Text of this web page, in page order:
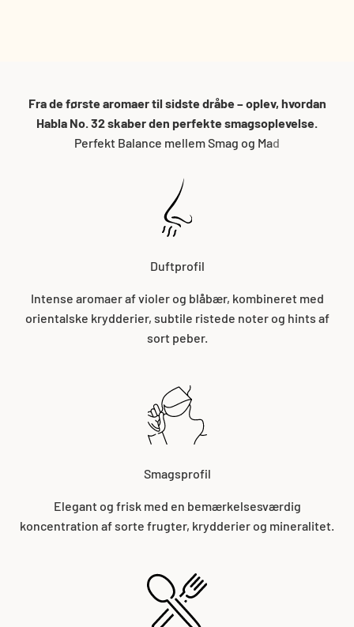
Fra de første aromaer til sidste dråbe – oplev, hvordan
Habla No. 32 skaber den perfekte smagsoplevelse.
Duftprofil
Intense aromaer af violer og blåbær, kombineret med
orientalske krydderier, subtile ristede noter og hints af
sort peber.
Smagsprofil
Elegant og frisk med en bemærkelsesværdig
koncentration af sorte frugter, krydderier og mineralitet.